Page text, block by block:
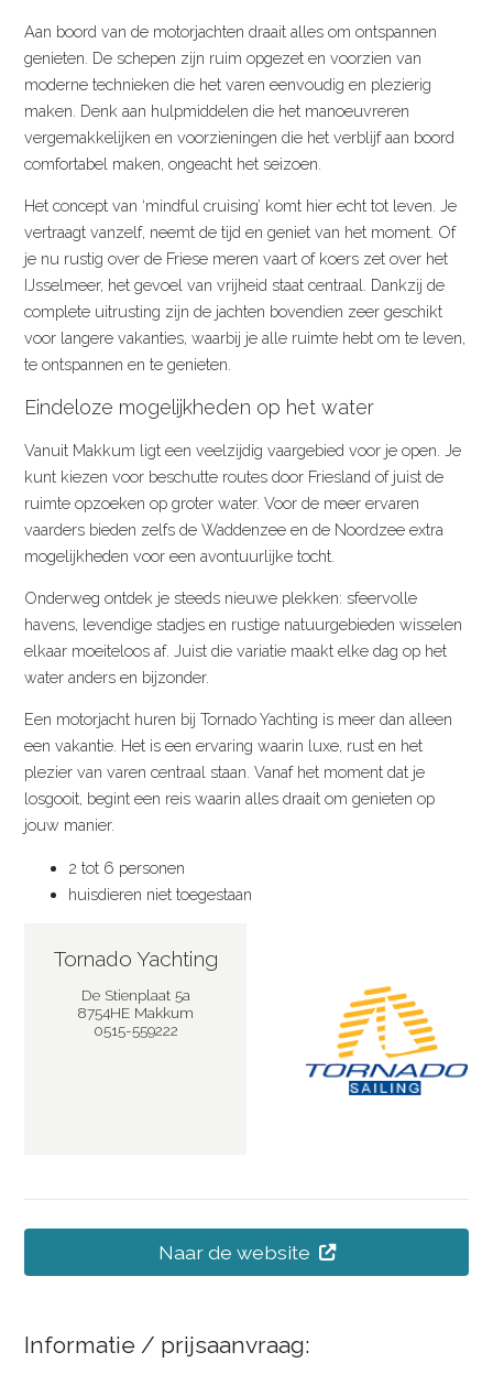
Aan boord van de motorjachten draait alles om ontspannen
genieten. De schepen zijn ruim opgezet en voorzien van
moderne technieken die het varen eenvoudig en plezierig
maken. Denk aan hulpmiddelen die het manoeuvreren
vergemakkelijken en voorzieningen die het verblijf aan boord
comfortabel maken, ongeacht het seizoen.
Het concept van ‘mindful cruising’ komt hier echt tot leven. Je
vertraagt vanzelf, neemt de tijd en geniet van het moment. Of
je nu rustig over de Friese meren vaart of koers zet over het
IJsselmeer, het gevoel van vrijheid staat centraal. Dankzij de
complete uitrusting zijn de jachten bovendien zeer geschikt
voor langere vakanties, waarbij je alle ruimte hebt om te leven,
te ontspannen en te genieten.
Eindeloze mogelijkheden op het water
Vanuit Makkum ligt een veelzijdig vaargebied voor je open. Je
kunt kiezen voor beschutte routes door Friesland of juist de
ruimte opzoeken op groter water. Voor de meer ervaren
vaarders bieden zelfs de Waddenzee en de Noordzee extra
mogelijkheden voor een avontuurlijke tocht.
Onderweg ontdek je steeds nieuwe plekken: sfeervolle
havens, levendige stadjes en rustige natuurgebieden wisselen
elkaar moeiteloos af. Juist die variatie maakt elke dag op het
water anders en bijzonder.
Een motorjacht huren bij Tornado Yachting is meer dan alleen
een vakantie. Het is een ervaring waarin luxe, rust en het
plezier van varen centraal staan. Vanaf het moment dat je
losgooit, begint een reis waarin alles draait om genieten op
jouw manier.
2 tot 6 personen
huisdieren niet toegestaan
Tornado Yachting
De Stienplaat 5a
8754HE Makkum
0515-559222
Naar de website
Informatie / prijsaanvraag: